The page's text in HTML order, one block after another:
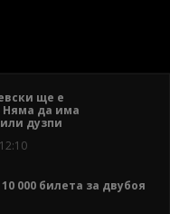
ще е
да има
дузпи
000 билета за двубоя